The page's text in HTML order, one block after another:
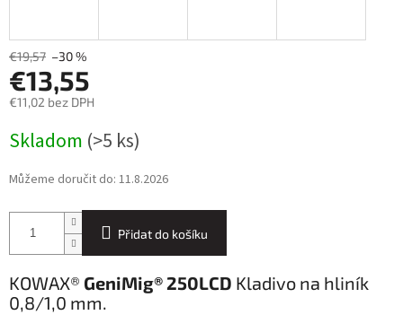
€19,57 –30 %
€13,55
€11,02 bez DPH
cena:
Skladom (>5 ks)
Můžeme doručit do: 11.8.2026
Přidat do košíku
KOWAX® GeniMig® 250LCD Kladivo na hliník
0,8/1,0 mm.